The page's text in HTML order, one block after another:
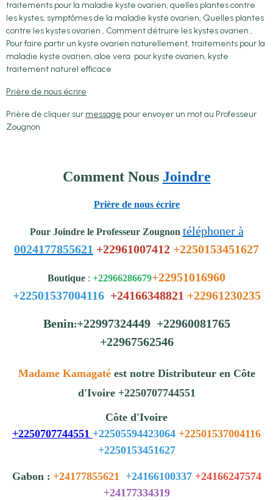
traitements pour la maladie kyste ovarien, quelles plantes contre
les kystes, symptômes de la maladie kyste ovarien, Quelles plantes
contre les kystes ovarien , Comment détruire les kystes ovarien ,
Pour faire partir un kyste ovarien naturellement, traitements pour la
maladie kyste ovarien, aloe vera pour kyste ovarien, kyste
traitement naturel efficace
Prière de nous écrire
Prière de cliquer sur message pour envoyer un mot au Professeur
Zougnon
Comment Nous Joindre
Prière de nous écrire
Pour Joindre le Professeur Zougnon téléphoner à
0024177855621 +22961007412 +2250153451627
Boutique : +22966286679+22951016960
+22501537004116+24166348821 +22961230235
Benin:+22997324449 +22960081765
+22967562546
Madame Kamagaté est notre Distributeur en Côte
d'Ivoire +2250707744551
Côte d'Ivoire
+2250707744551 +22505594423064 +22501537004116
+2250153451627
Gabon : +24177855621 +24166100337 +24166247574
+24177334319